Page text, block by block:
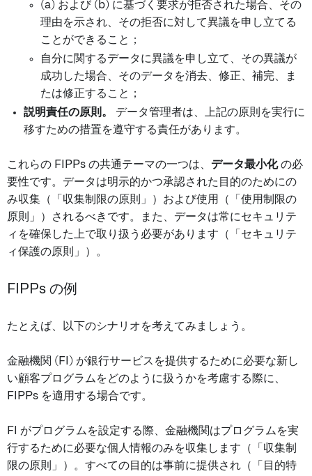
(a) および (b) に基づく要求が拒否された場合、その
理由を示され、その拒否に対して異議を申し立てる
ことができること；
自分に関するデータに異議を申し立て、その異議が
成功した場合、そのデータを消去、修正、補完、ま
たは修正すること；
説明責任の原則。
データ管理者は、上記の原則を実行に
移すための措置を遵守する責任があります。
これらの FIPPs の共通テーマの一つは、 データ最小化の必
要性です。データは明示的かつ承認された目的のためにの
み収集（「収集制限の原則」）および使用（「使用制限の
原則」）されるべきです。また、データは常にセキュリテ
ィを確保した上で取り扱う必要があります（「セキュリテ
ィ保護の原則」）。
FIPPs の例
たとえば、以下のシナリオを考えてみましょう。
金融機関 (FI) が銀行サービスを提供するために必要な新し
い顧客プログラムをどのように扱うかを考慮する際に、
FIPPs を適用する場合です。
FI がプログラムを設定する際、金融機関はプログラムを実
行するために必要な個人情報のみを収集します（「収集制
限の原則」）。すべての目的は事前に提供され（「目的特